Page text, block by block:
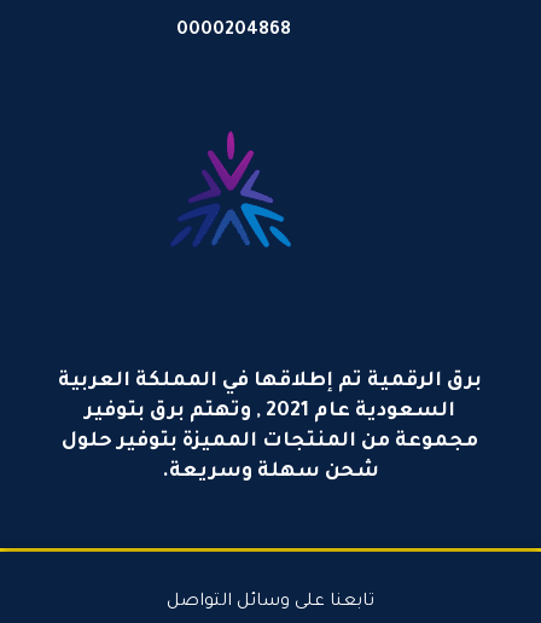
0000204868
برق الرقمية تم إطلاقها في المملكة العربية
السعودية عام 2021 , وتهتم برق بتوفير
مجموعة من المنتجات المميزة بتوفير حلول
شحن سهلة وسريعة.
تابعنا على وسائل التواصل